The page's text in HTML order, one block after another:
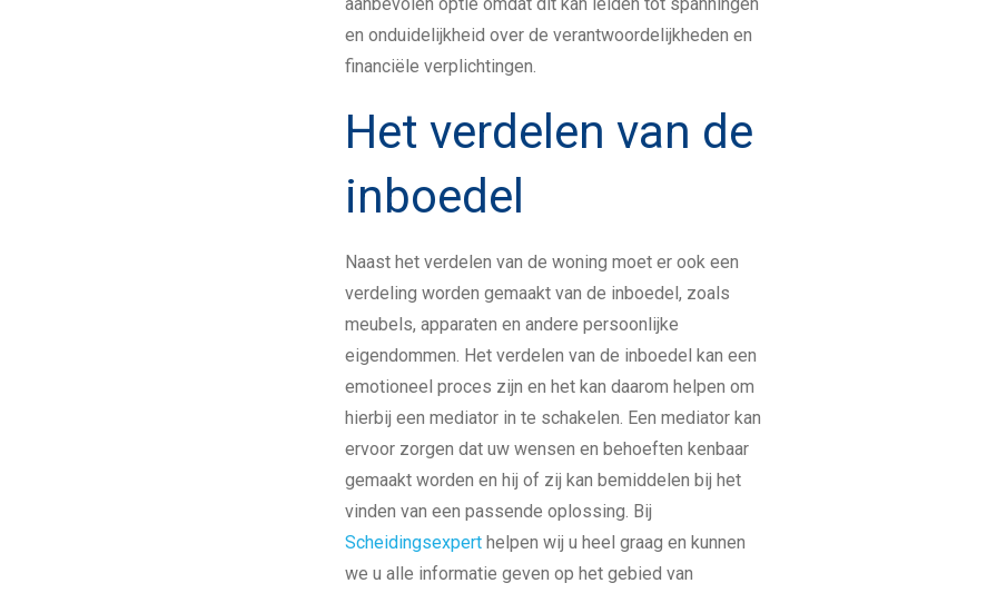
en onduidelijkheid over de verantwoordelijkheden en
financiële verplichtingen.
Het verdelen van de
inboedel
Naast het verdelen van de woning moet er ook een
verdeling worden gemaakt van de inboedel, zoals
meubels, apparaten en andere persoonlijke
eigendommen. Het verdelen van de inboedel kan een
emotioneel proces zijn en het kan daarom helpen om
hierbij een mediator in te schakelen. Een mediator kan
ervoor zorgen dat uw wensen en behoeften kenbaar
gemaakt worden en hij of zij kan bemiddelen bij het
vinden van een passende oplossing. Bij
Scheidingsexpert helpen wij u heel graag en kunnen
we u alle informatie geven op het gebied van